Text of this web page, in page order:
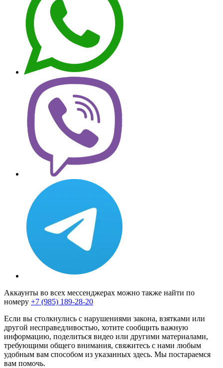
Аккаунты во всех мессенджерах можно также найти по
номеру +7 (985) 189-28-20
Если вы столкнулись с нарушениями закона, взятками или
другой несправедливостью, хотите сообщить важную
информацию, поделиться видео или другими материалами,
требующими общего внимания, свяжитесь с нами любым
удобным вам способом из указанных здесь. Мы постараемся
вам помочь.